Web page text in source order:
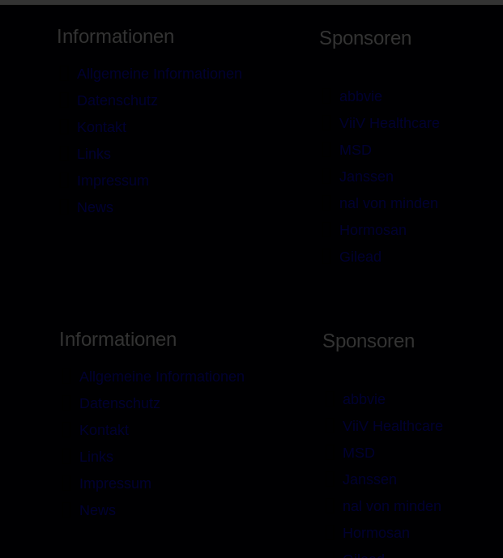
Informationen
Allgemeine Informationen
Datenschutz
Kontakt
Links
Impressum
News
Sponsoren
abbvie
ViiV Healthcare
MSD
Janssen
nal von minden
Hormosan
Gilead
Informationen
Allgemeine Informationen
Datenschutz
Kontakt
Links
Impressum
News
Sponsoren
abbvie
ViiV Healthcare
MSD
Janssen
nal von minden
Hormosan